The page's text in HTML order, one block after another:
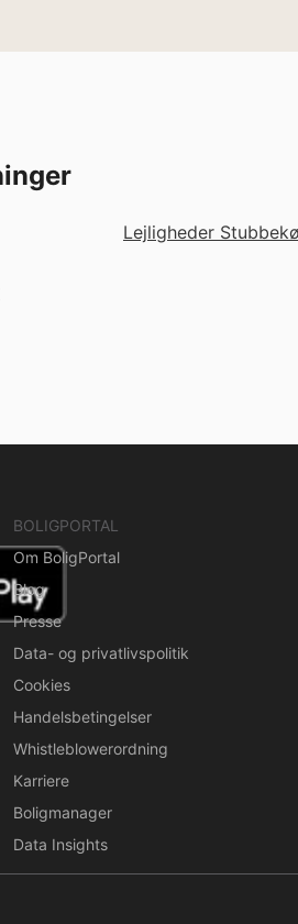
Lejligheder
BOLIGPORTAL
Om BoligPortal
Blog
Presse
Data- og privatlivspolitik
Cookies
Handelsbetingelser
Whistleblowerordning
Karriere
Boligmanager
Data Insights